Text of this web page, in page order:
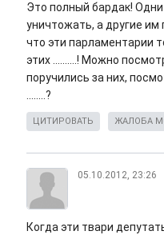
Это полный бардак!
уничтожать, а другие
что эти парламентарии
этих ..........! Можно
поручились за них,
........?
ЦИТИРОВАТЬ ЖАЛОБА
05.10.2012, 23:26
Когда эти твари